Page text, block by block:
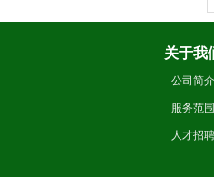
关于我
公司简介
服务范围
人才招聘